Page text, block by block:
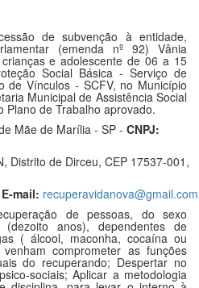
de subvenção à entidade,
(emenda nº 92) Vânia
e adolescente de 06 a 15
Social Básica - Serviço de
de Vínculos - SCFV, no Município
Municipal de Assistência Social
Plano de Trabalho aprovado.
Mãe de Marília - SP - CNPJ:
Distrito de Dirceu, CEP 17537-001,
E-mail: recuperavidanova@gmail.com
de pessoas, do sexo
anos), dependentes de
( álcool, maconha, cocaína ou
comprometer as funções
do recuperando; Despertar no
sociais; Aplicar a metodologia